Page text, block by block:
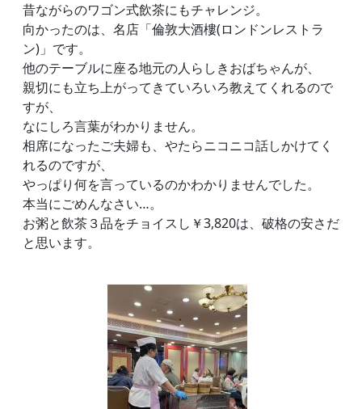
昔ながらのワゴン式飲茶にもチャレンジ。
向かったのは、名店「倫敦大酒樓(ロンドンレストラ
ン)」です。
他のテーブルに座る地元の人らしきおばちゃんが、
親切にも立ち上がってきていろいろ教えてくれるので
すが、
なにしろ言葉がわかりません。
相席になったご夫婦も、やたらニコニコ話しかけてく
れるのですが、
やっぱり何を言っているのかわかりませんでした。
本当にごめんなさい…。
お粥と飲茶３品をチョイスし￥3,820は、破格の安さだ
と思います。